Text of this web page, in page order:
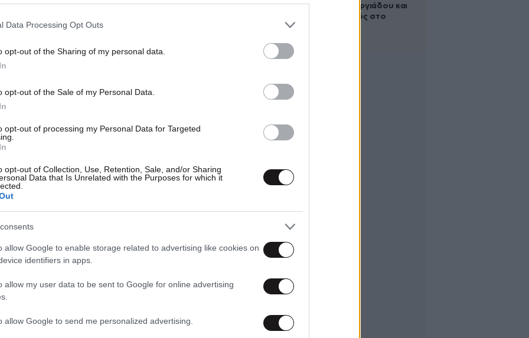
Data Processing Opt Outs
opt-out of the Sharing of my personal data.
opt-out of the Sale of my Personal Data.
opt-out of processing my Personal Data for Targeted
opt-out of Collection, Use, Retention, Sale, and/or Sharing
Data that Is Unrelated with the Purposes for which it
allow Google to enable storage related to advertising like cookies on
identifiers in apps.
allow my user data to be sent to Google for online advertising
allow Google to send me personalized advertising.
ορισμένο αίσθημα νοσταλγίας για το
DDR, επί των ημερών του οποίου οι πολίτες
αλλά είχαν εγγυημένη εργασία και
οι πιστωτικές κάρτες με τη μορφή του
στη συγκεκριμένη περιοχή.
Μαρίας Γεωργιάδου και
ο εγκλεισμός στο